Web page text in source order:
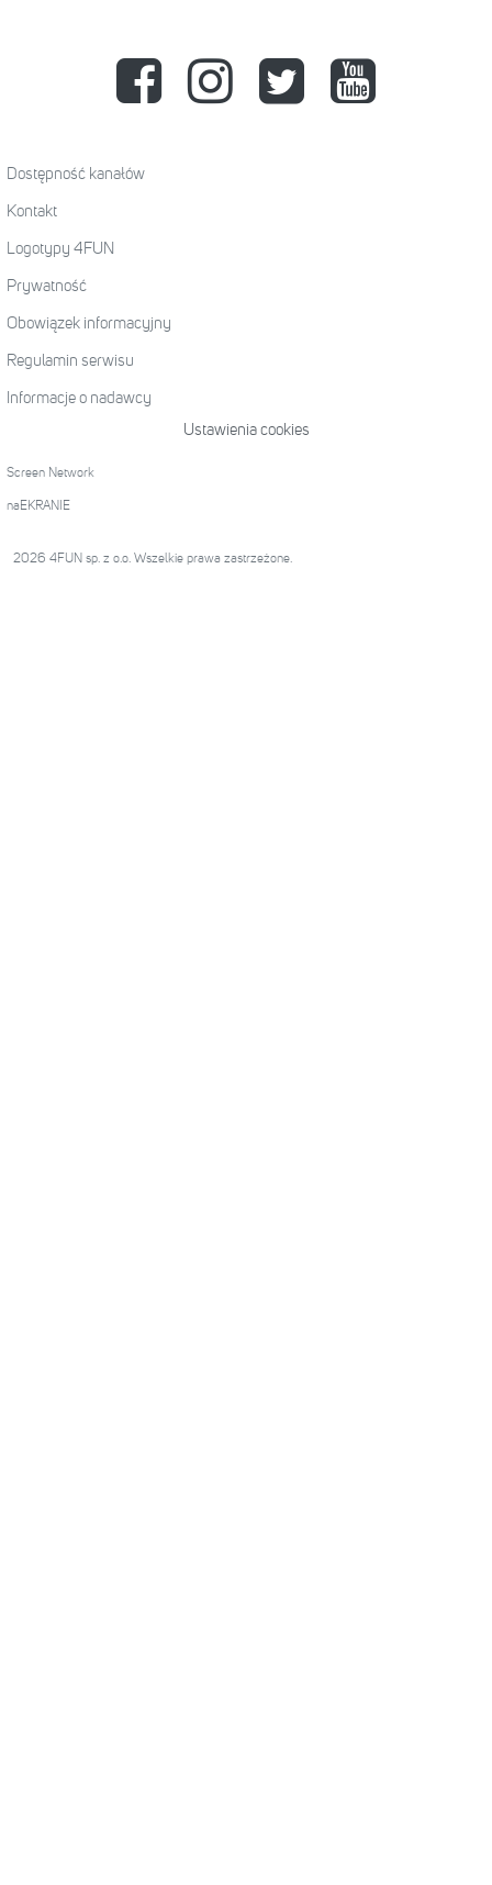
Dostępność kanałów
Kontakt
Logotypy 4FUN
Prywatność
Obowiązek informacyjny
Regulamin serwisu
Informacje o nadawcy
Ustawienia cookies
Screen Network
naEKRANIE
2026 4FUN sp. z o.o. Wszelkie prawa zastrzeżone.